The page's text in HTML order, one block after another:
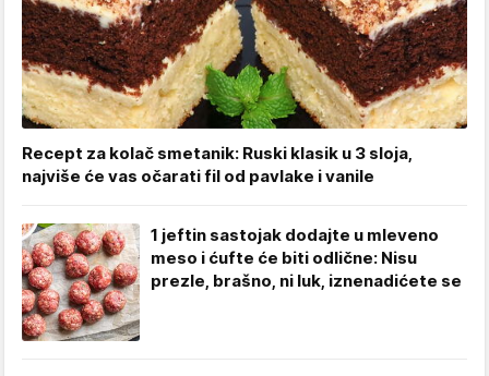
Recept za kolač smetanik: Ruski klasik u 3 sloja,
najviše će vas očarati fil od pavlake i vanile
1 jeftin sastojak dodajte u mleveno
meso i ćufte će biti odlične: Nisu
prezle, brašno, ni luk, iznenadićete se